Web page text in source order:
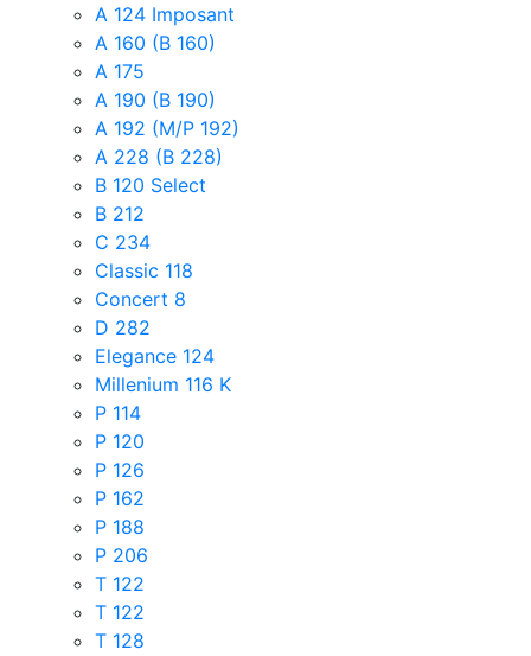
A 124 Imposant
A 160 (B 160)
A 175
A 190 (B 190)
A 192 (M/P 192)
A 228 (B 228)
B 120 Select
B 212
C 234
Classic 118
Concert 8
D 282
Elegance 124
Millenium 116 K
P 114
P 120
P 126
P 162
P 188
P 206
T 122
T 122
T 128